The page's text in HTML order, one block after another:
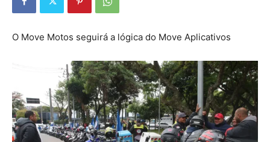
O Move Motos seguirá a lógica do Move Aplicativos